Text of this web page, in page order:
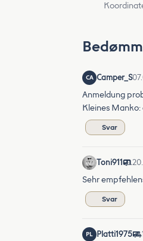
CA Camper_S
Anmeldung
Kleines
Svar
Toni911
Sehr
Svar
PL Platti1975